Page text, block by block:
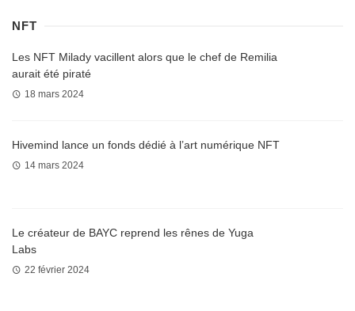
NFT
Les NFT Milady vacillent alors que le chef de Remilia
aurait été piraté
18 mars 2024
Hivemind lance un fonds dédié à l’art numérique NFT
14 mars 2024
Le créateur de BAYC reprend les rênes de Yuga
Labs
22 février 2024